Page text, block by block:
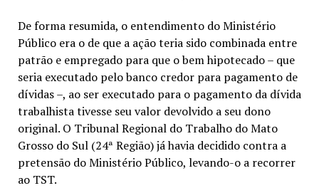
De forma resumida, o entendimento do Ministério
Público era o de que a ação teria sido combinada entre
patrão e empregado para que o bem hipotecado – que
seria executado pelo banco credor para pagamento de
dívidas –, ao ser executado para o pagamento da dívida
trabalhista tivesse seu valor devolvido a seu dono
original. O Tribunal Regional do Trabalho do Mato
Grosso do Sul (24ª Região) já havia decidido contra a
pretensão do Ministério Público, levando-o a recorrer
ao TST.